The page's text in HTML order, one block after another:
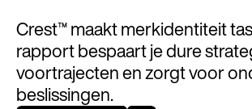
Crest™ maakt merkidentiteit
rapport bespaart je dure
voortrajecten en zorgt voor
beslissingen.